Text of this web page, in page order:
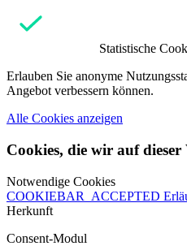
Statistische
Erlauben Sie anonyme
Angebot verbessern können.
Alle Cookies anzeigen
Cookies, die wir auf dieser
Notwendige Cookies
COOKIEBAR_ACCEPTED
Herkunft
Consent-Modul